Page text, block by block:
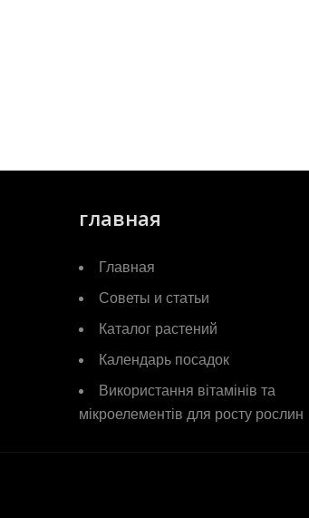
главная
Главная
Советы и статьи
Каталог растений
Календарь посадок
Використання вітамінів та
мікроелементів для росту рослин